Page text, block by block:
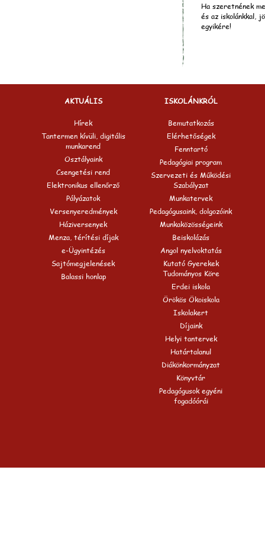
Ha szeretnének
és az iskolánkkal,
egyikére!
AKTUÁLIS
Hírek
Tantermen kívüli, digitális
munkarend
Osztályaink
Csengetési rend
Elektronikus ellenőrző
Pályázatok
Versenyeredmények
Háziversenyek
Menza, térítési díjak
e-Ügyintézés
Sajtómegjelenések
Balassi honlap
ISKOLÁNKRÓL
Bemutatkozás
Elérhetőségek
Fenntartó
Pedagógiai program
Szervezeti és Működési
Szabályzat
Munkatervek
Pedagógusaink, dolgozóink
Munkaközösségeink
Beiskolázás
Angol nyelvoktatás
Kutató Gyerekek
Tudományos Köre
Erdei iskola
Örökös Ökoiskola
Iskolakert
Díjaink
Helyi tantervek
Határtalanul
Diákönkormányzat
Könyvtár
Pedagógusok egyéni
fogadóórái